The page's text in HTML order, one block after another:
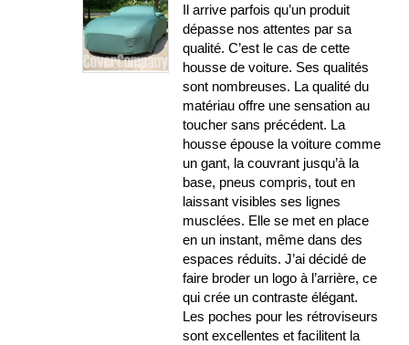
Il arrive parfois qu’un produit
dépasse nos attentes par sa
qualité. C’est le cas de cette
housse de voiture. Ses qualités
sont nombreuses. La qualité du
matériau offre une sensation au
toucher sans précédent. La
housse épouse la voiture comme
un gant, la couvrant jusqu’à la
base, pneus compris, tout en
laissant visibles ses lignes
musclées. Elle se met en place
en un instant, même dans des
espaces réduits. J’ai décidé de
faire broder un logo à l’arrière, ce
qui crée un contraste élégant.
Les poches pour les rétroviseurs
sont excellentes et facilitent la